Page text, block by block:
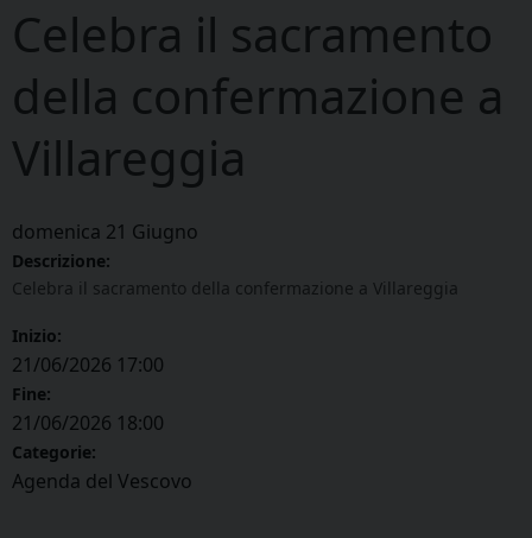
Celebra il sacramento
della confermazione a
Villareggia
domenica 21 Giugno
Descrizione:
Celebra il sacramento della confermazione a Villareggia
Inizio:
21/06/2026 17:00
Fine:
21/06/2026 18:00
Categorie:
Agenda del Vescovo